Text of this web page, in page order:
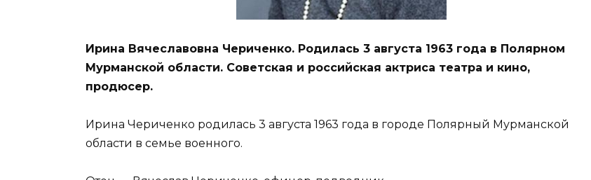
Ирина Вячеславовна Чериченко. Родилась 3 августа 1963 года в Полярном
Мурманской области. Советская и российская актриса театра и кино,
продюсер.
Ирина Чериченко родилась 3 августа 1963 года в городе Полярный Мурманской
области в семье военного.